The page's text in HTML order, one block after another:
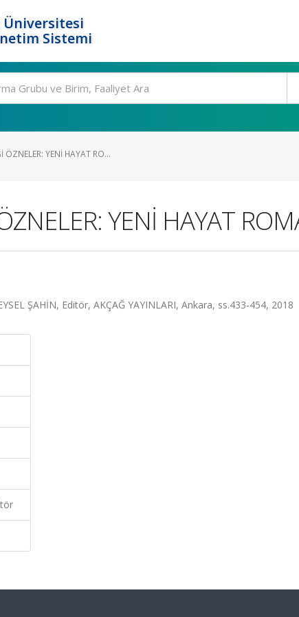
Sistemi
ÖZNELER: YENİ HAYAT RO...
YENİ HAYAT
ŞAHİN, Editör, AKÇAĞ YAYINLARI, Ankara, ss.433-454, 2018